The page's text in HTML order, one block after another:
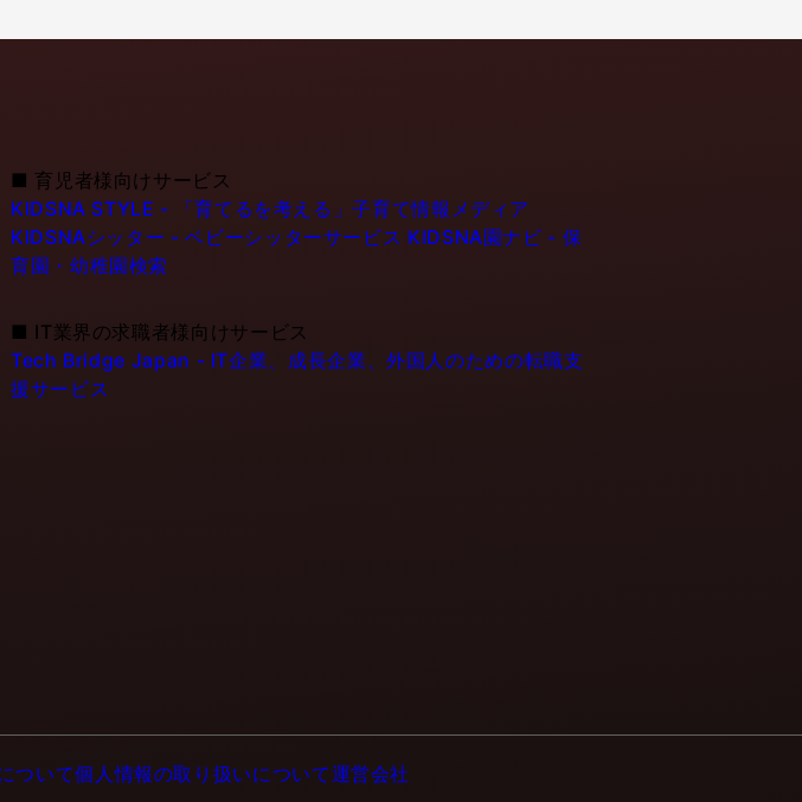
■ 育児者様向けサービス
KIDSNA STYLE - 「育てるを考える」子育て情報メディア
KIDSNAシッター - ベビーシッターサービス KIDSNA園ナビ - 保
育園・幼稚園検索
■ IT業界の求職者様向けサービス
Tech Bridge Japan - IT企業、成長企業、外国人のための転職支
援サービス
ついて個人情報の取り扱いについて運営会社